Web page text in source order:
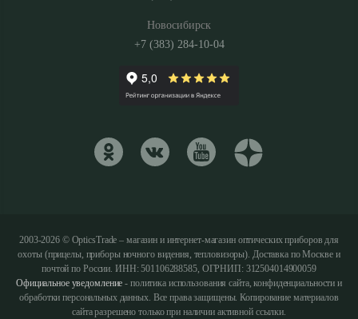
Новосибирск
+7 (383) 284-10-04
2003-2026 © OpticsTrade – магазин и интернет-магазин оптических приборов для
охоты (прицелы, приборы ночного видения, тепловизоры). Доставка по Москве и
почтой по России. ИНН: 501106288585, ОГРНИП: 312504014900059
Официальное уведомление - политика использования сайта, конфиденциальности и
обработки персональных данных. Все права защищены. Копирование материалов
сайта разрешено только при наличии активной ссылки.